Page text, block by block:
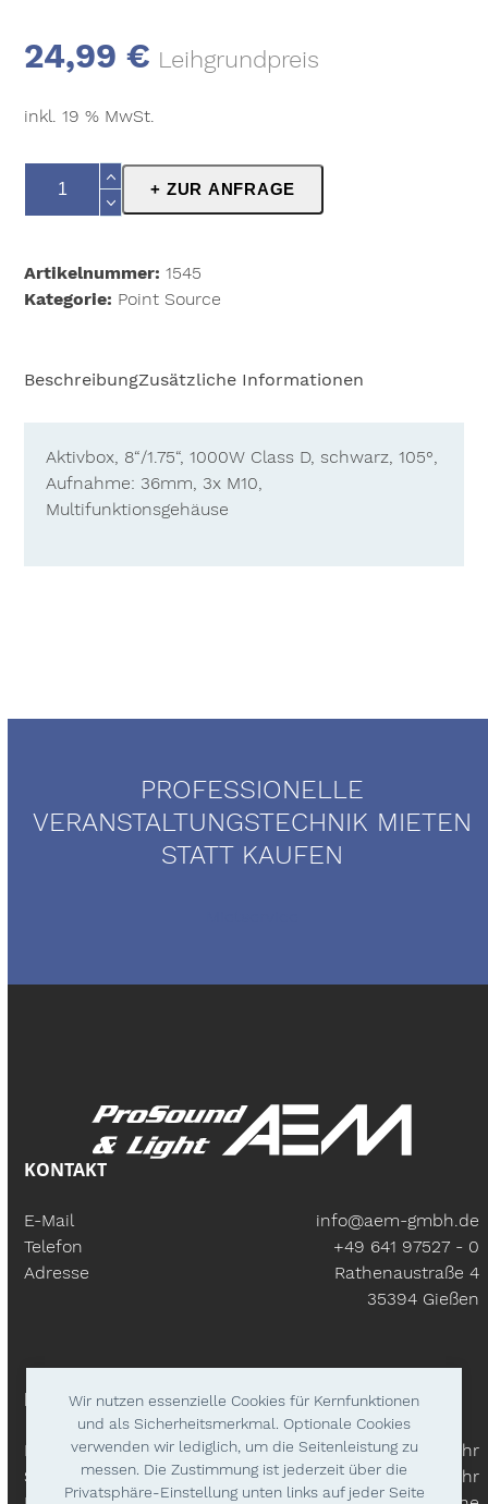
Wir nutzen essenzielle Cookies für Kernfunktionen
und als Sicherheitsmerkmal. Optionale Cookies
verwenden wir lediglich, um die Seitenleistung zu
messen. Die Zustimmung ist jederzeit über die
Privatsphäre-Einstellung unten links auf jeder Seite
24,99€ Leihgrundpreis
inkl. 19 % MwSt.
+ ZUR ANFRAGE
Artikelnummer:1545
Kategorie: Point Source
BeschreibungZusätzliche Informationen
Aktivbox, 8“/1.75“, 1000W Class D, schwarz, 105°,
Aufnahme: 36mm, 3x M10,
Multifunktionsgehäuse
PROFESSIONELLE
VERANSTALTUNGSTECHNIK MIETEN
STATT KAUFEN
KONTAKT
E-Mail
info@aem-gmbh.de
Telefon
+49 641 97527 - 0
Adresse
Rathenaustraße 4
35394 Gießen
BÜROZEITEN
Mo – Fr:
9.30 Uhr - 18.00 Uhr
Samstags
9.30 Uhr - 14.00 Uhr